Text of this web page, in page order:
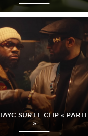
SUR LE CLIP «
»